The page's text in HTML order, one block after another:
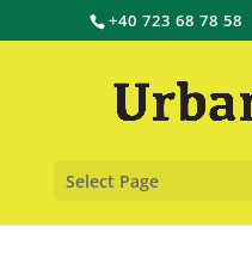
+40 723 68 78 58
Select Page